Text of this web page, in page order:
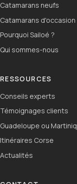
Catamarans neufs
Catamarans d'occasion
Pourquoi Sailoé ?
Qui sommes-nous
RESSOURCES
Conseils experts
Témoignages clients
Guadeloupe ou
Itinéraires Corse
Actualités